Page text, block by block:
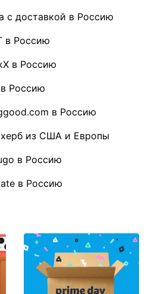
с доставкой в Россию
в Россию
в Россию
Россию
в Россию
из США и Европы
в Россию
в Россию